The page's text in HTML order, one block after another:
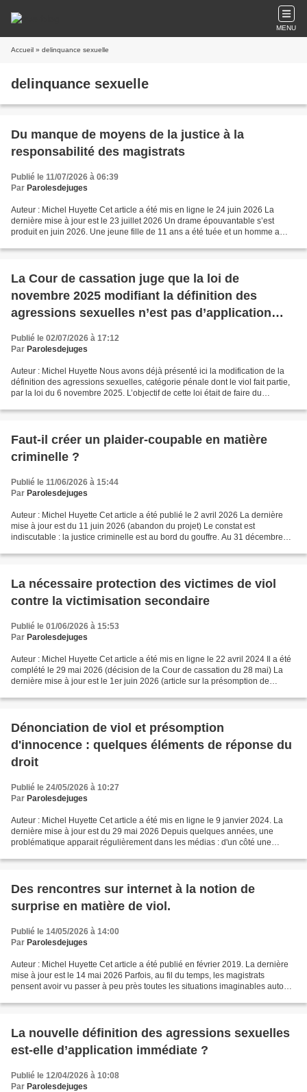
MENU
Accueil » delinquance sexuelle
delinquance sexuelle
Du manque de moyens de la justice à la
responsabilité des magistrats
Publié le 11/07/2026 à 06:39
Par Parolesdejuges
Auteur : Michel Huyette Cet article a été mis en ligne le 24 juin 2026 La
dernière mise à jour est le 23 juillet 2026 Un drame épouvantable s’est
produit en juin 2026. Une jeune fille de 11 ans a été tuée et un homme a
La Cour de cassation juge que la loi de
novembre 2025 modifiant la définition des
agressions sexuelles n’est pas d’application
immédiate
Publié le 02/07/2026 à 17:12
Par Parolesdejuges
Auteur : Michel Huyette Nous avons déjà présenté ici la modification de la
définition des agressions sexuelles, catégorie pénale dont le viol fait partie,
par la loi du 6 novembre 2025. L’objectif de cette loi était de faire du
Faut-il créer un plaider-coupable en matière
criminelle ?
Publié le 11/06/2026 à 15:44
Par Parolesdejuges
Auteur : Michel Huyette Cet article a été publié le 2 avril 2026 La dernière
mise à jour est du 11 juin 2026 (abandon du projet) Le constat est
indiscutable : la justice criminelle est au bord du gouffre. Au 31 décembre
La nécessaire protection des victimes de viol
contre la victimisation secondaire
Publié le 01/06/2026 à 15:53
Par Parolesdejuges
Auteur : Michel Huyette Cet article a été mis en ligne le 22 avril 2024 Il a été
complété le 29 mai 2026 (décision de la Cour de cassation du 28 mai) La
dernière mise à jour est le 1er juin 2026 (article sur la présomption de
Dénonciation de viol et présomption
d'innocence : quelques éléments de réponse du
droit
Publié le 24/05/2026 à 10:27
Par Parolesdejuges
Auteur : Michel Huyette Cet article a été mis en ligne le 9 janvier 2024. La
dernière mise à jour est du 29 mai 2026 Depuis quelques années, une
problématique apparait régulièrement dans les médias : d'un côté une
Des rencontres sur internet à la notion de
surprise en matière de viol.
Publié le 14/05/2026 à 14:00
Par Parolesdejuges
Auteur : Michel Huyette Cet article a été publié en février 2019. La dernière
mise à jour est le 14 mai 2026 Parfois, au fil du temps, les magistrats
pensent avoir vu passer à peu près toutes les situations imaginables autour
La nouvelle définition des agressions sexuelles
est-elle d’application immédiate ?
Publié le 12/04/2026 à 10:08
Par Parolesdejuges